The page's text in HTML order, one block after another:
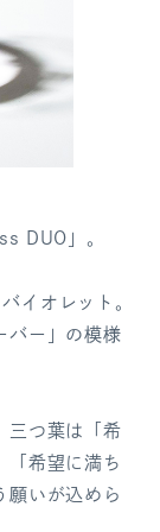
DUO」。
イオレット。
バー」の模様
三つ葉は「希
「希望に満ち
願いが込めら